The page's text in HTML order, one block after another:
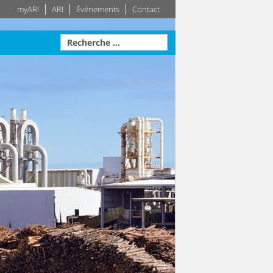
myARI ARI Événements Contact
Actionneur
Plus d'information
Système
Plus d'information
sur
–
la
Techniques des
Leader dans le secteur des
techniques des bâtiments –
Votre système de génie
climatique sur mesure
Plus d'information
disposition